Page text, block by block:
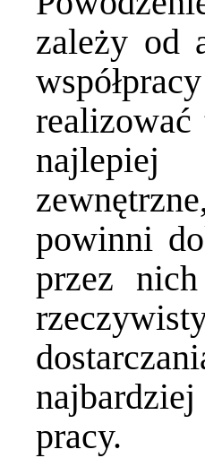
zależy od
najlepiej
powinni
przez
pracy.